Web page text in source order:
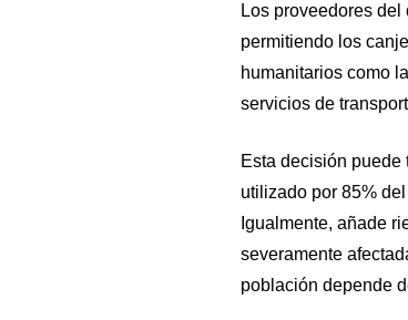
Los proveedores
permitiendo los
humanitarios como
servicios de
Esta decisión puede
utilizado por 85%
Igualmente, añade
severamente
población depende